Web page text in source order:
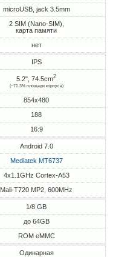
microUSB, jack 3.5mm
2 SIM (Nano-SIM),
карта памяти
нет
IPS
5.2", 74.5cm2
(~71.3% площади корпуса)
854x480
188
16:9
Android 7.0
Mediatek MT6737
4x1.1GHz Cortex-A53
Mali-T720 MP2, 600MHz
1/8 GB
до 64GB
ROM eMMC
Одинарная